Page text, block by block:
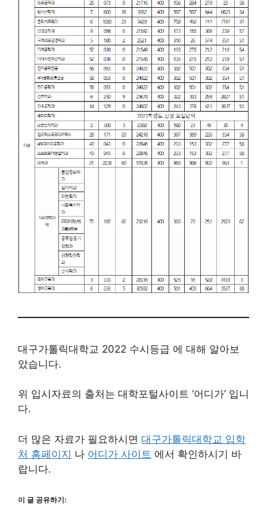
대구가톨릭대학교 2022 수시등급 에 대해 알아보
았습니다.
위 입시자료의 출처는 대학포털사이트 ‘어디가’ 입니
다.
더 많은 자료가 필요하시면 대구가톨릭대학교 입학
처 홈페이지 나 어디가 사이트 에서 확인하시기 바
랍니다.
이 글 공유하기: